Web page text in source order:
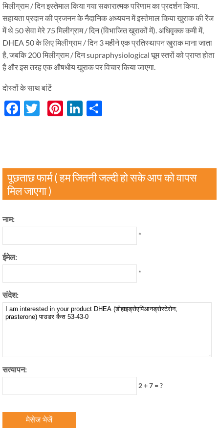
मिलीग्राम / दिन इस्तेमाल किया गया सकारात्मक परिणाम का प्रदर्शन किया.
सहायता प्रदान की प्रजनन के नैदानिक ​​अध्ययन में इस्तेमाल किया खुराक की रेंज
में थे 50 सेवा मेरे 75 मिलीग्राम / दिन (विभाजित खुराकों में). अधिवृक्क कमी में,
DHEA 50 के लिए मिलीग्राम / दिन 3 महीने एक प्रतिस्थापन खुराक माना जाता
है, जबकि 200 मिलीग्राम / दिन supraphysiological घूम स्तरों को प्राप्त होता
है और इस तरह एक औषधीय खुराक पर विचार किया जाएगा.
दोस्तों के साथ बांटें
Facebook
Twitter
Pinterest
LinkedIn
पूछताछ फार्म ( हम जितनी जल्दी हो सके आप को वापस
मिल जाएगा )
नाम:
*
ईमेल:
*
संदेश:
सत्यापन:
2 + 7 = ?